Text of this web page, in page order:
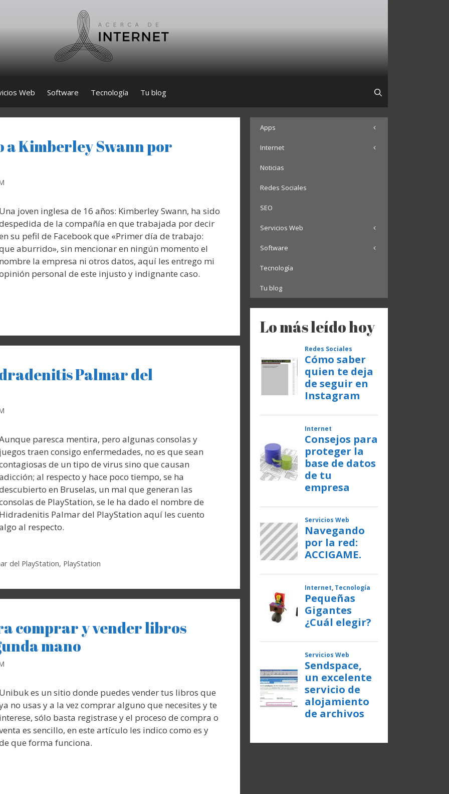
Web Software Tecnología Tu blog
a Kimberley Swann por
Una joven inglesa de 16 años: Kimberley Swann, ha sido
de la compañía en que trabajada por decir
su pefil de Facebook que «Primer día de trabajo:
aburrido», sin mencionar en ningún momento el
nombre la empresa ni otros datos, aquí les entrego mi
personal de este injusto y indignante caso.
Palmar del
paresca mentira, pero algunas consolas y
juegos traen consigo enfermedades, no es que sean
de un tipo de virus sino que causan
al respecto y hace poco tiempo, se ha
en Bruselas, un mal que generan las
de PlayStation, se le ha dado el nombre de
Hidradenitis Palmar del PlayStation aquí les cuento
al respecto.
del PlayStation, PlayStation
comprar y vender libros
mano
Unibuk es un sitio donde puedes vender tus libros que
no usas y a la vez comprar alguno que necesites y te
interese, sólo basta registrase y el proceso de compra o
es sencillo, en este artículo les indico como es y
que forma funciona.
Apps
Internet
Noticias
Redes Sociales
SEO
Servicios Web
Software
Tecnología
Tu blog
Lo más leído hoy